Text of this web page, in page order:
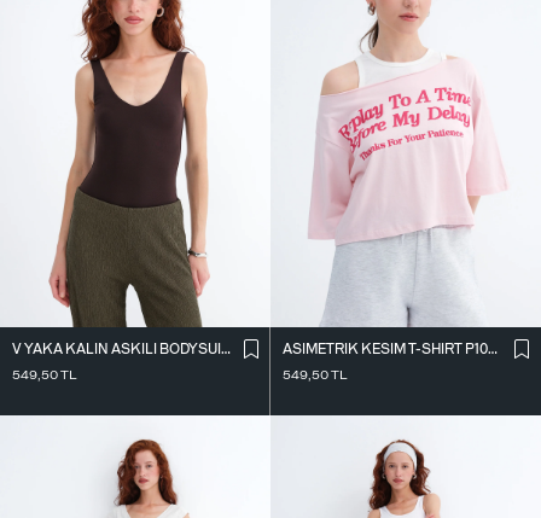
V YAKA KALIN ASKILI BODYSUIT A01075
549,50TL
ASIMETRIK KESIM T-SHIRT P10719
549,50TL